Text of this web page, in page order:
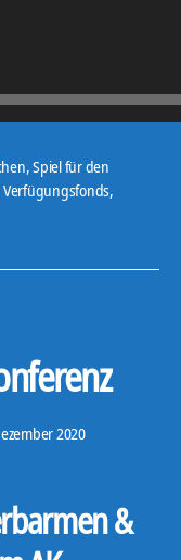
,Spiel für den
Verfügungsfonds,
2020
&